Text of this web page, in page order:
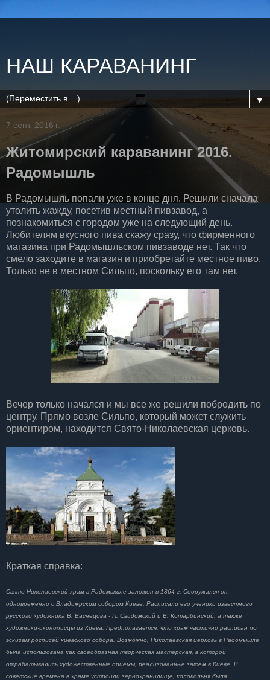
НАШ КАРАВАНИНГ
▼
7 сент. 2016 г.
Житомирский караванинг 2016.
Радомышль
В Радомышль попали уже в конце дня. Решили сначала
утолить жажду, посетив местный пивзавод, а
познакомиться с городом уже на следующий день.
Любителям вкусного пива скажу сразу, что фирменного
магазина при Радомышльском пивзаводе нет. Так что
смело заходите в магазин и приобретайте местное пиво.
Только не в местном Сильпо, поскольку его там нет.
Вечер только начался и мы все же решили побродить по
центру. Прямо возле Сильпо, который может служить
ориентиром, находится Свято-Николаевская церковь.
Краткая справка:
Свято-Николаевский храм в Радомышле заложен в 1864 г. Сооружался он
одновременно с Владимрским собором Киеве. Расписали его ученики известного
русского художника В. Васнецова - П. Свидомский и В. Котарбинский, а также
художники-иконописцы из Киева. Предполагается, что храм частично расписан по
эскизам росписей киевского собора. Возможно, Николаевская церковь в Радомышле
была использована как своеобразная творческая мастерская, в которой
отрабатывались художественные приемы, реализованные затем в Киеве. В
советские времена в храме устроили зернохранилище, колокольня была